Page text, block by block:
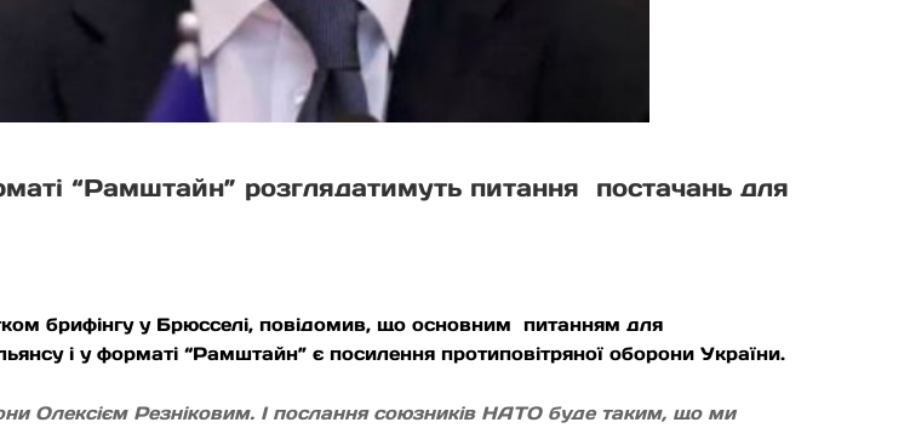
“Рамштайн” розглядатимуть питання постачань для
брифінгу у Брюсселі, повідомив, що основним питанням для
і у форматі “Рамштайн” є посилення протиповітряної оборони України.
Олексієм Резніковим. І послання союзників НАТО буде таким, що ми